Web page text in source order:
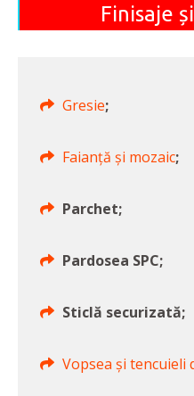
Finisaje
Gresie;
Faianță și mozaic;
Parchet;
Pardosea SPC;
Sticlă securizată;
Vopsea și tencuieli